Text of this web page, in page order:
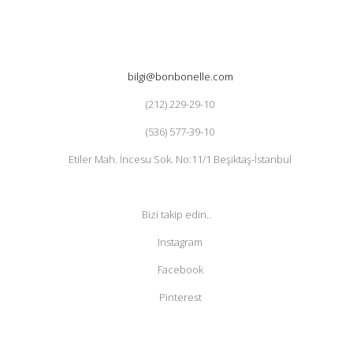
bilgi@bonbonelle.com
(212) 229-29-10
(536) 577-39-10
Etiler Mah. İncesu Sok. No:11/1 Beşiktaş-İstanbul
Bizi takip edin..
Instagram
Facebook
Pinterest